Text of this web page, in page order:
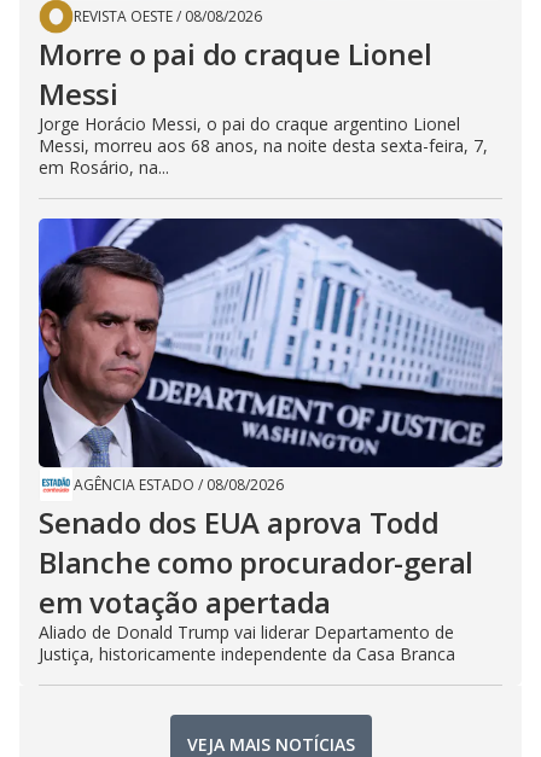
REVISTA OESTE/ 08/08/2026
Morre o pai do craque Lionel
Messi
Jorge Horácio Messi, o pai do craque argentino Lionel
Messi, morreu aos 68 anos, na noite desta sexta-feira, 7,
em Rosário, na...
AGÊNCIA ESTADO / 08/08/2026
Senado dos EUA aprova Todd
Blanche como procurador-geral
em votação apertada
Aliado de Donald Trump vai liderar Departamento de
Justiça, historicamente independente da Casa Branca
VEJA MAIS NOTÍCIAS